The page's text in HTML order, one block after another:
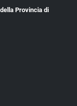
Provincia di